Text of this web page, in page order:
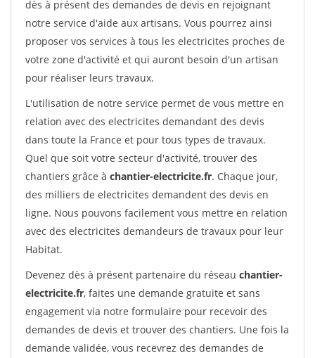
dès à présent des demandes de devis en rejoignant
notre service d'aide aux artisans. Vous pourrez ainsi
proposer vos services à tous les electricites proches de
votre zone d'activité et qui auront besoin d'un artisan
pour réaliser leurs travaux.
L'utilisation de notre service permet de vous mettre en
relation avec des electricites demandant des devis
dans toute la France et pour tous types de travaux.
Quel que soit votre secteur d'activité, trouver des
chantiers grâce à chantier-electricite.fr. Chaque jour,
des milliers de electricites demandent des devis en
ligne. Nous pouvons facilement vous mettre en relation
avec des electricites demandeurs de travaux pour leur
Habitat.
Devenez dès à présent partenaire du réseau chantier-
electricite.fr, faites une demande gratuite et sans
engagement via notre formulaire pour recevoir des
demandes de devis et trouver des chantiers. Une fois la
demande validée, vous recevrez des demandes de